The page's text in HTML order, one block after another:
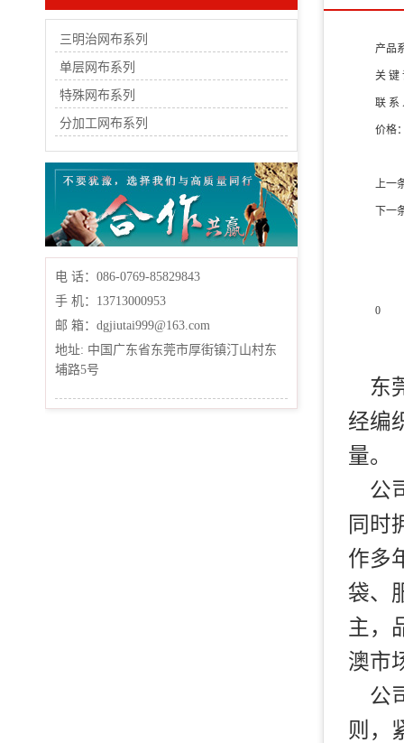
三明治网布系列
单层网布系列
特殊网布系列
分加工网布系列
电 话：086-0769-85829843
手 机：13713000953
邮 箱：dgjiutai999@163.com
地址: 中国广东省东莞市厚街镇汀山村东
埔路5号
产品
关 键
联 系
价格
上一
下一
0
东
经编
量。
公
同时
作多
袋、
主，
澳市
公
则，